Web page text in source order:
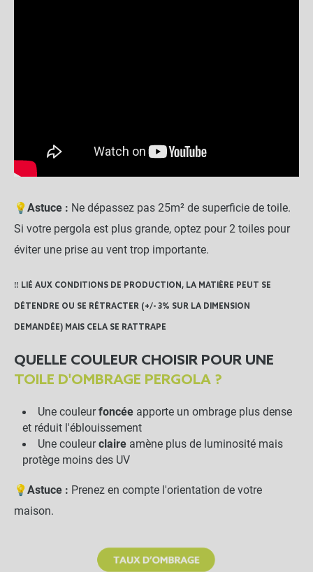
💡Astuce : Ne dépassez pas 25m² de superficie de toile.
Si votre pergola est plus grande, optez pour 2 toiles pour
éviter une prise au vent trop importante.
‼️ LIÉ AUX CONDITIONS DE PRODUCTION, LA MATIÈRE PEUT SE
DÉTENDRE OU SE RÉTRACTER (+/- 3% SUR LA DIMENSION
DEMANDÉE) MAIS CELA SE RATTRAPE
QUELLE COULEUR CHOISIR POUR UNE
TOILE D'OMBRAGE PERGOLA ?
Une couleurfoncéeapporte un ombrage plus dense
et réduit l'éblouissement
Une couleurclaireamène plus de luminosité mais
protège moins des UV
💡Astuce : Prenez en compte l'orientation de votre
maison.